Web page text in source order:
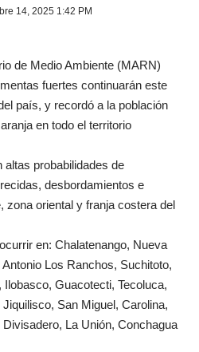
14, 2025 1:42 PM
de Medio Ambiente (MARN)
fuertes continuarán este
país, y recordó a la población
en todo el territorio
probabilidades de
desbordamientos e
zona oriental y franja costera del
en: Chalatenango, Nueva
Los Ranchos, Suchitoto,
Guacotecti, Tecoluca,
San Miguel, Carolina,
La Unión, Conchagua